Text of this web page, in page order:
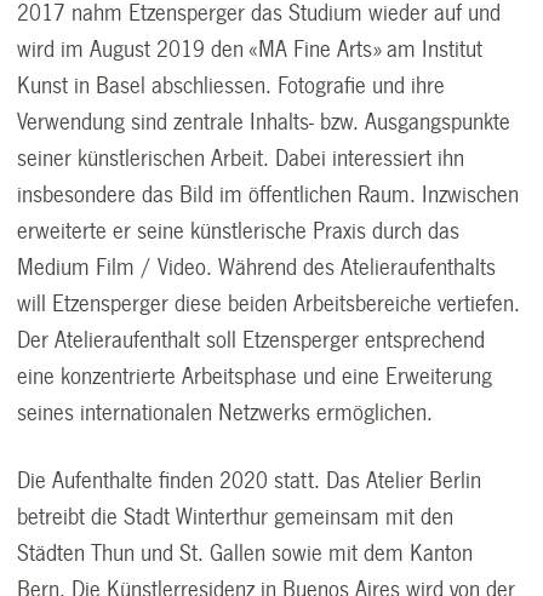
2017 nahm Etzensperger das Studium wieder auf und
wird im August 2019 den «MA Fine Arts» am Institut
Kunst in Basel abschliessen. Fotografie und ihre
Verwendung sind zentrale Inhalts- bzw. Ausgangspunkte
seiner künstlerischen Arbeit. Dabei interessiert ihn
insbesondere das Bild im öffentlichen Raum. Inzwischen
erweiterte er seine künstlerische Praxis durch das
Medium Film / Video. Während des Atelieraufenthalts
will Etzensperger diese beiden Arbeitsbereiche vertiefen.
Der Atelieraufenthalt soll Etzensperger entsprechend
eine konzentrierte Arbeitsphase und eine Erweiterung
seines internationalen Netzwerks ermöglichen.
Die Aufenthalte finden 2020 statt. Das Atelier Berlin
betreibt die Stadt Winterthur gemeinsam mit den
Städten Thun und St. Gallen sowie mit dem Kanton
Bern. Die Künstlerresidenz in Buenos Aires wird von der